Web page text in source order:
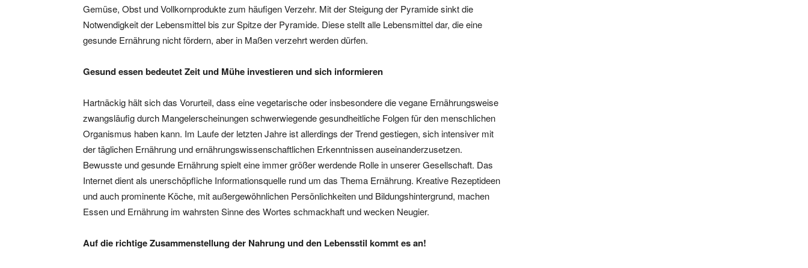
Gemüse, Obst und Vollkornprodukte zum häufigen Verzehr. Mit der Steigung der Pyramide sinkt die
Notwendigkeit der Lebensmittel bis zur Spitze der Pyramide. Diese stellt alle Lebensmittel dar, die eine
gesunde Ernährung nicht fördern, aber in Maßen verzehrt werden dürfen.
Gesund essen bedeutet Zeit und Mühe investieren und sich informieren
Hartnäckig hält sich das Vorurteil, dass eine vegetarische oder insbesondere die vegane Ernährungsweise
zwangsläufig durch Mangelerscheinungen schwerwiegende gesundheitliche Folgen für den menschlichen
Organismus haben kann. Im Laufe der letzten Jahre ist allerdings der Trend gestiegen, sich intensiver mit
der täglichen Ernährung und ernährungswissenschaftlichen Erkenntnissen auseinanderzusetzen.
Bewusste und gesunde Ernährung spielt eine immer größer werdende Rolle in unserer Gesellschaft. Das
Internet dient als unerschöpfliche Informationsquelle rund um das Thema Ernährung. Kreative Rezeptideen
und auch prominente Köche, mit außergewöhnlichen Persönlichkeiten und Bildungshintergrund, machen
Essen und Ernährung im wahrsten Sinne des Wortes schmackhaft und wecken Neugier.
Auf die richtige Zusammenstellung der Nahrung und den Lebensstil kommt es an!